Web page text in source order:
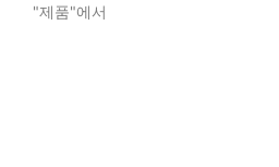
"제품"에서